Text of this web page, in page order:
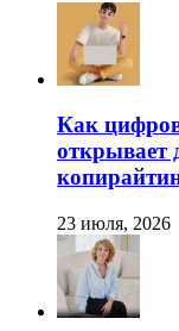
Как
открывает
23 июля, 2026